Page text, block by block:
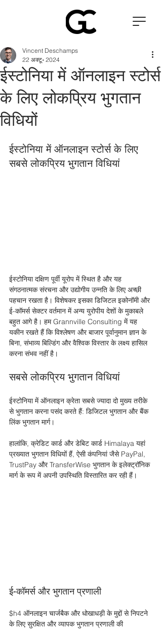
ईस्टोनिया में ऑनलाइन स्टोर्स
के लिए लोकप्रिय भुगतान
विधियों
Vincent Deschamps
22 अक्टू॰ 2024
ईस्टोनिया में ऑनलाइन स्टोर्स के लिए
सबसे लोकप्रिय भुगतान विधियां
ईस्टोनिया दक्षिण पूर्वी यूरोप में स्थित है और यह
संगठनात्मक संरचना और उद्योगीय उन्नति के लिए अच्छी
पहचान रखता है। विशेषकर इसका डिजिटल इकोनॉमी और
ई-कॉमर्स सेक्टर वर्तमान में अन्य युरोपीय देशों के मुकाबले
बहुत आगे है। हम Grannville Consulting में यह
यकीन रखते हैं कि विश्लेषण और बाजार पूर्वानुमान ज्ञान के
बिना, संभाव्य बिल्डिंग और वैश्विक विस्तार के लक्ष्य हासिल
करना संभव नहीं है।
सबसे लोकप्रिय भुगतान विधियां
ईस्टोनिया में ऑनलाइन क्रेता सबसे ज्यादा दो मुख्य तरीके
से भुगतान करना पसंद करते हैं: डिजिटल भुगतान और बैंक
लिंक भुगतान मार्ग।
हालांकि, क्रेडिट कार्ड और डेबिट कार्ड Himalaya यहां
प्रख्यात भुगतान विधियों हैं, ऐसी कंपनियां जैसे PayPal,
TrustPay और TransferWise भुगतान के इलेक्ट्रॉनिक
मार्ग के रूप में अपनी उपस्थिति विस्तारित कर रही हैं।
ई-कॉमर्स और भुगतान प्रणाली
$h4 ऑनलाइन चार्जबैक और धोखाधड़ी के मुद्दों से निपटने
के लिए सुरक्षित और व्यापक भुगतान प्रणाली की